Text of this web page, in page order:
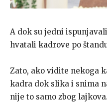
A dok su jedni
hvatali kadrove po
Zato, ako vidite nekoga
kadra dok slika i snima
nije to samo zbog